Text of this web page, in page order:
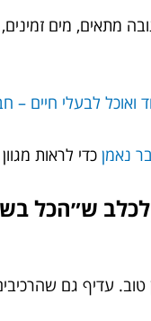
מים
ואוכל לבעלי חיים –
נאמן כדי לראות
ש״הכל
עדיף גם